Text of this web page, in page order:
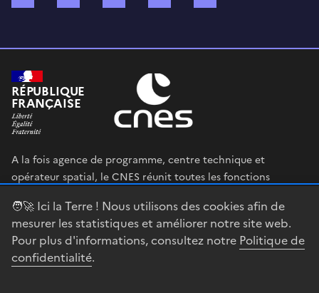
🧑‍🚀 Ici la Terre ! Nous utilisons des cookies afin de
mesurer les statistiques et améliorer notre site web.
Pour plus d'informations, consultez notre Politique de
confidentialité.
RÉPUBLIQUE
FRANÇAISE
A la fois agence de programme, centre technique et
opérateur spatial, le CNES réunit toutes les fonctions
en œuvre sa stratégie spatiale.
legifrance.gouv.fr
gouvernement.fr